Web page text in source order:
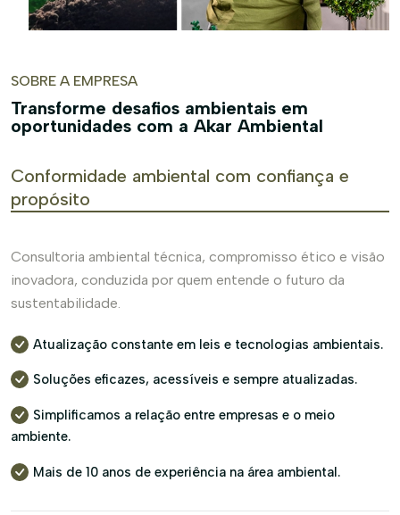
SOBRE A EMPRESA
Transforme desafios ambientais em
oportunidades com a Akar Ambiental
Conformidade ambiental com confiança e
propósito
Consultoria ambiental técnica, compromisso ético e visão
inovadora, conduzida por quem entende o futuro da
sustentabilidade.
Atualização constante em leis e tecnologias ambientais.
Soluções eficazes, acessíveis e sempre atualizadas.
Simplificamos a relação entre empresas e o meio
ambiente.
Mais de 10 anos de experiência na área ambiental.